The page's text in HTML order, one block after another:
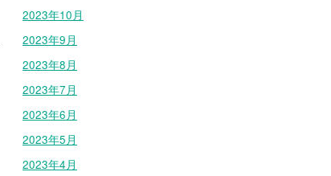
2023年10月
2023年9月
2023年8月
2023年7月
2023年6月
2023年5月
2023年4月